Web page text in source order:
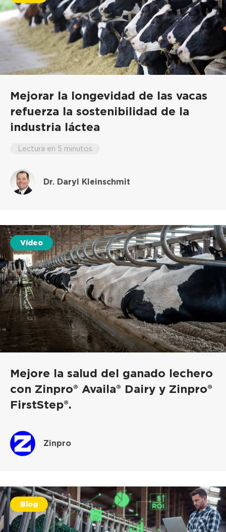
Mejorar la longevidad de las vacas
refuerza la sostenibilidad de la
industria láctea
Lectura en 5 minutos
Dr. Daryl Kleinschmit
Vídeo
Mejore la salud del ganado lechero
con Zinpro® Availa® Dairy y Zinpro®
FirstStep®.
Zinpro
Blog